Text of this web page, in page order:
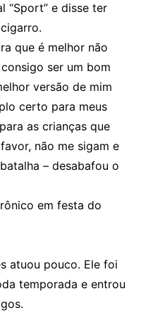
“Sport” e disse ter
que é melhor não
ser um bom
versão de mim
certo para meus
as crianças que
não me sigam e
– desabafou o
em festa do
atuou pouco. Ele foi
temporada e entrou